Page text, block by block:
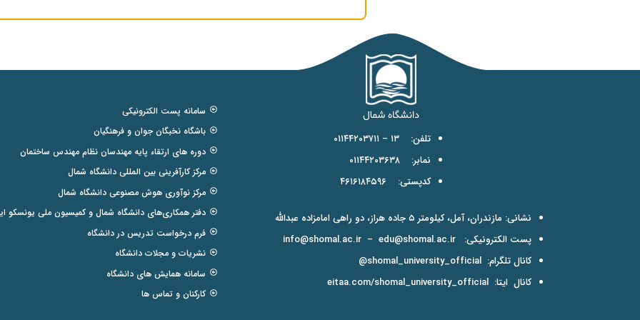
تلفن: ۱۳ – ۰۱۱۴۴۲۰۳۷۱۱
نمابر: ۰۱۱۴۴۲۰۳۶۳۸
کدپستی: ۴۶۱۶۱۸۴۵۹۶
نشانی: مازندران، آمل، کیلومتر ۵ جاده هراز، دو راهی امامزاده عبدالله
پست الکترونیکی:
info@shomal.ac.ir – edu@shomal.ac.ir
کانال تلگرام: shomal_university_official@
کانال ایتا: eitaa.com/shomal_university_official
سامانه پست الکترونیکی
باشگاه نخبگان جوان و فرهنگیان
دوره های ارتقاء پایه مهندسان نظام مهندس ساختمان
مرکز کارآفرینی بین المللی دانشگاه شمال
مرکز نوآوری هوش مصنوعی دانشگاه شمال
دفتر همکاری‌های دانشگاه شمال و کمیسیون ملی یونسکو
فرم درخواست تدریس در دانشگاه
نشریات و مجلات دانشگاه
سامانه همایش های دانشگاه
کارکنان و تماس ها